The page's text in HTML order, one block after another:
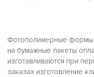
Фотополимерные формы
на бумажные пакеты
изготавливаются при
заказах изготовление